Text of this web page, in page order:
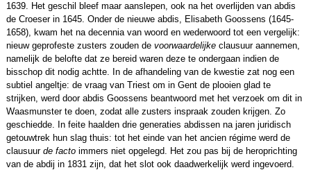
1639. Het geschil bleef maar aanslepen, ook na het overlijden van abdis
de Croeser in 1645. Onder de nieuwe abdis, Elisabeth Goossens (1645-
1658), kwam het na decennia van woord en wederwoord tot een vergelijk:
nieuw geprofeste zusters zouden de voorwaardelijkeclausuur aannemen,
namelijk de belofte dat ze bereid waren deze te ondergaan indien de
bisschop dit nodig achtte. In de afhandeling van de kwestie zat nog een
subtiel angeltje: de vraag van Triest om in Gent de plooien glad te
strijken, werd door abdis Goossens beantwoord met het verzoek om dit in
Waasmunster te doen, zodat alle zusters inspraak zouden krijgen. Zo
geschiedde. In feite haalden drie generaties abdissen na jaren juridisch
getouwtrek hun slag thuis: tot het einde van het ancien régime werd de
clausuur de factoimmers niet opgelegd. Het zou pas bij de heroprichting
van de abdij in 1831 zijn, dat het slot ook daadwerkelijk werd ingevoerd.